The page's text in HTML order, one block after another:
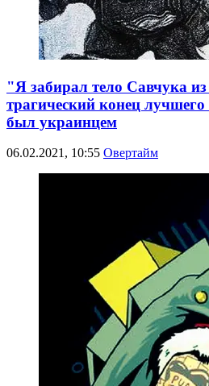
"Я забирал тело Савчука
трагический конец
был украинцем
06.02.2021, 10:55 Овертайм